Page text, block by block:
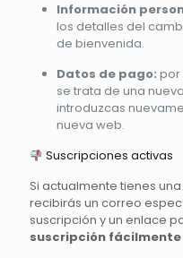
Información
los detalles del
de bienvenida.
Datos de pago: por
se trata de una
introduzcas
nueva web.
Suscripciones activas
Si actualmente tienes
recibirás un correo
suscripción y un enlace
suscripción fácilmente